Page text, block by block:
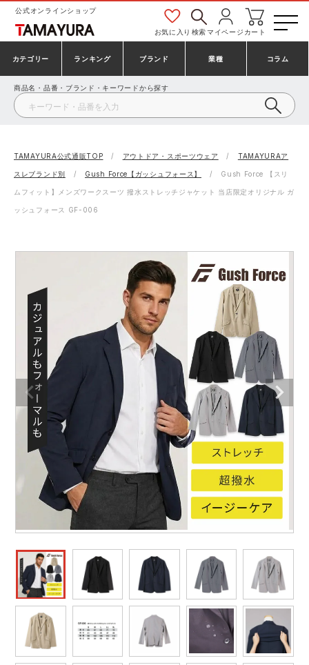
公式オンラインショップ
お気に入り 検索マイページ カート
カテゴリー
安全靴・作業靴
作業着・作業服
作業用手袋
アウトドア・スポーツ
ワークスーツ
コンプレッションウェア
作業用ポロシャツ
安全保護具
レインウェア・カッパ
ヤッケ
作業用小物・アクセサリー
ランキング
安全靴ランキング
安全靴スニーカーランキング
シューズランキング
作業着ランキング
アウトドアウェアランキング
つなぎランキング
空調服ランキング
コンプレッションウェアランキング
作業用ポロシャツランキング
作業用手袋ランキング
レインウェアランキング
アイズフロンティア ランキング
ブランド
アシックス
プーマ コンバース（CONVERSE）
シモン バートル
アイトス株式会社
コーコス ジーベック
クロダルマ 桑和
山田辰 クレヒフク
おたふく手袋 マック
住商モンブラン ボンマックス
GUSH FORCE CUP
GDジャパン カーシーカシマ
シンメン 日進ゴム
ハイパーV 丸五
業種
建設・建築作業服
製造・工場作業服
鉄鋼・機械作業服
電気・設備作業服
配達・営業作業服
自動車整備士作業服
DIY・日曜大工作業服
飲食店ユニフォーム
運送・倉庫作業服
清掃・ビルメンテ作業服
夜間・高視認性安全服
医療白衣・介護服
コラム
商品名・品番・ブランド・キーワードから探す
TAMAYURA公式通販TOP アウトドア・スポーツウェア TAMAYURAア
スレブランド別 Gush Force【ガッシュフォース】 Gush Force 【スリ
ムフィット】メンズワークスーツ 撥水ストレッチジャケット 当店限定オリジナル ガ
ッシュフォース GF-006